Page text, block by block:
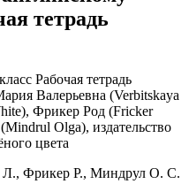
тетрадь
Фрикер Р., Миндрул О. С.